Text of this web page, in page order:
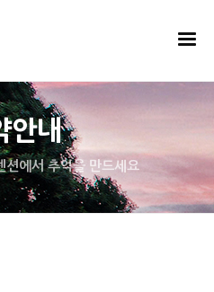
안내
션에서 추억을 만드세요